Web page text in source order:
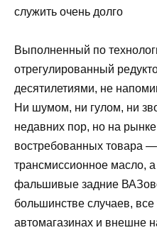
служить очень долго
Выполненный по
отрегулированный
десятилетиями, не
Ни шумом, ни гулом, ни
недавних пор, но на
востребованных товара
трансмиссионное масло, а
фальшивые задние
большинстве случаев, все
автомагазинах и внешне